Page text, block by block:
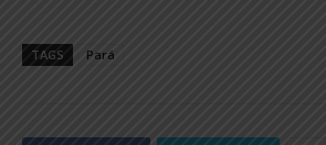
TAGS Pará